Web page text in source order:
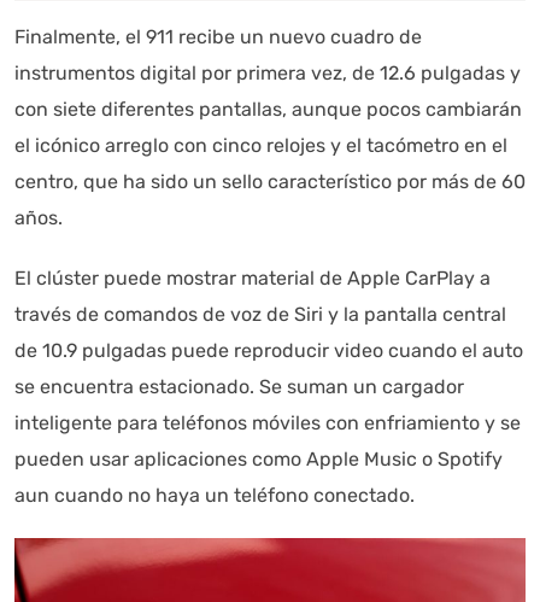
Finalmente, el 911 recibe un nuevo cuadro de
instrumentos digital por primera vez, de 12.6 pulgadas y
con siete diferentes pantallas, aunque pocos cambiarán
el icónico arreglo con cinco relojes y el tacómetro en el
centro, que ha sido un sello característico por más de 60
años.
El clúster puede mostrar material de Apple CarPlay a
través de comandos de voz de Siri y la pantalla central
de 10.9 pulgadas puede reproducir video cuando el auto
se encuentra estacionado. Se suman un cargador
inteligente para teléfonos móviles con enfriamiento y se
pueden usar aplicaciones como Apple Music o Spotify
aun cuando no haya un teléfono conectado.